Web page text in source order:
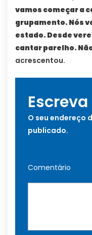
vamos começar a
grupamento. Nós
estado. Desde
cantar parelho.
acrescentou.
O seu endereço
publicado.
Comentário